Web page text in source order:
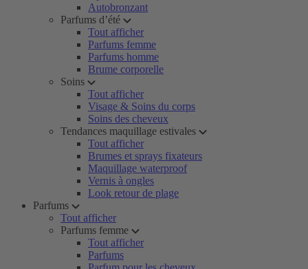
Autobronzant
Parfums d’été
Tout afficher
Parfums femme
Parfums homme
Brume corporelle
Soins
Tout afficher
Visage & Soins du corps
Soins des cheveux
Tendances maquillage estivales
Tout afficher
Brumes et sprays fixateurs
Maquillage waterproof
Vernis à ongles
Look retour de plage
Parfums
Tout afficher
Parfums femme
Tout afficher
Parfums